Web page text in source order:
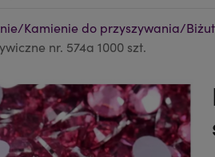
Kamienie do przyszywania/
nr. 574a 1000 szt.